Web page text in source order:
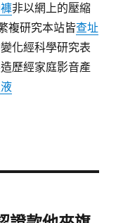
非以網上的壓縮
複研究本站皆查址
化經科學研究表
歷經家庭影音產